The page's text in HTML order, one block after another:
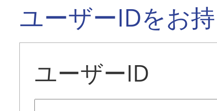
ユーザーIDをお
ユーザーID